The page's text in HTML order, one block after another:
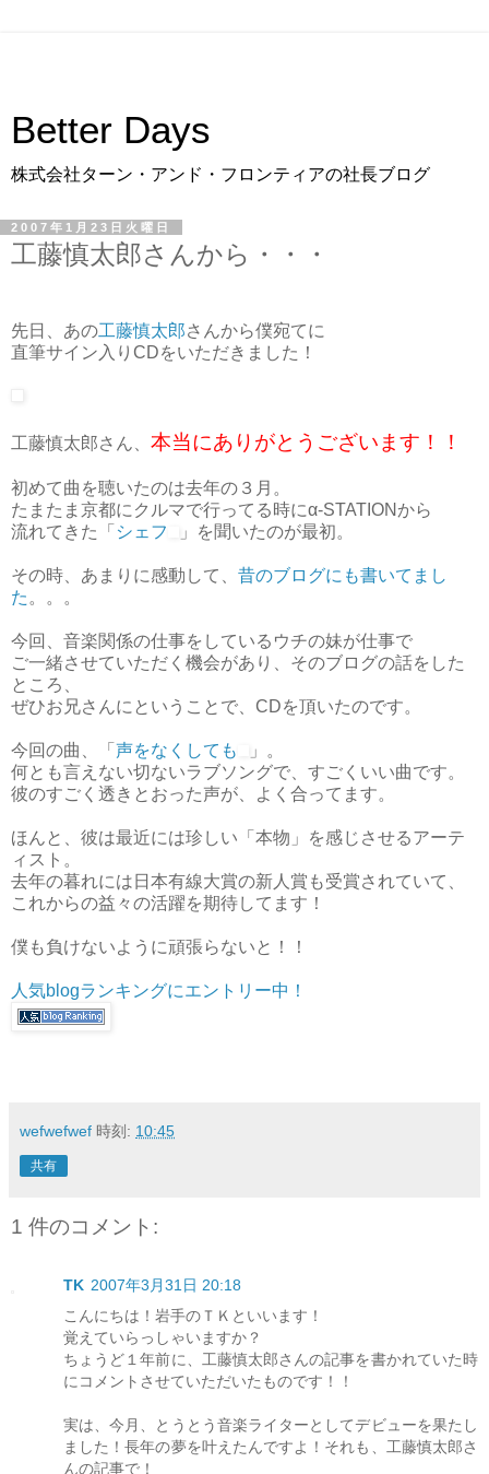
Better Days
株式会社ターン・アンド・フロンティアの社長ブログ
2007年1月23日火曜日
工藤慎太郎さんから・・・
先日、あの工藤慎太郎さんから僕宛てに
直筆サイン入りCDをいただきました！
工藤慎太郎さん、 本当にありがとうございます！！
初めて曲を聴いたのは去年の３月。
たまたま京都にクルマで行ってる時にα-STATIONから
流れてきた「 シェフ 」を聞いたのが最初。
その時、あまりに感動して、 昔のブログにも書いてまし
た 。。。
今回、音楽関係の仕事をしているウチの妹が仕事で
ご一緒させていただく機会があり、そのブログの話をした
ところ、
ぜひお兄さんにということで、CDを頂いたのです。
今回の曲、「 声をなくしても
」。
何とも言えない切ないラブソングで、すごくいい曲です。
彼のすごく透きとおった声が、よく合ってます。
ほんと、彼は最近には珍しい「本物」を感じさせるアーテ
ィスト。
去年の暮れには日本有線大賞の新人賞も受賞されていて、
これからの益々の活躍を期待してます！
僕も負けないように頑張らないと！！
人気blogランキングにエントリー中！
wefwefwef 時刻: 10:45
共有
1 件のコメント:
TK 2007年3月31日 20:18
こんにちは！岩手のＴＫといいます！
覚えていらっしゃいますか？
ちょうど１年前に、工藤慎太郎さんの記事を書かれていた時
にコメントさせていただいたものです！！
実は、今月、とうとう音楽ライターとしてデビューを果たし
ました！長年の夢を叶えたんですよ！それも、工藤慎太郎さ
んの記事で！